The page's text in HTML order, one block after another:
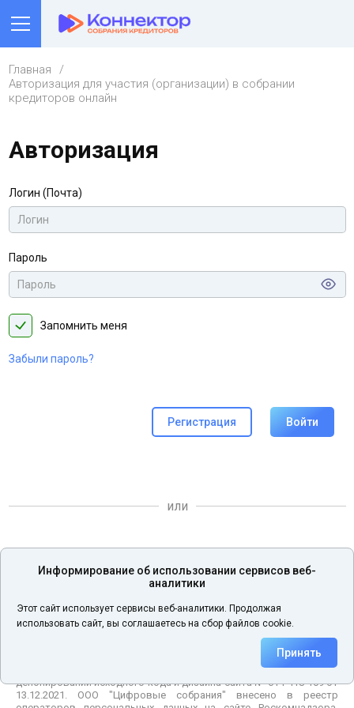
Главная
Авторизация для участия (организации) в собрании
кредиторов онлайн
Авторизация
Логин (Почта)
Пароль
Запомнить меня
Забыли пароль?
Регистрация Войти
или
Войти по сертификату ЭП
Свидетельство о государственной регистрации программы для
ЭВМ № 2021680862 от 15.12.2021. Свидетельство о
депонировании исходного кода и дизайна сайта № 614-418-109 от
13.12.2021. ООО "Цифровые собрания" внесено в реестр
Информирование об использовании сервисов веб-
аналитики
Этот сайт использует сервисы веб-аналитики. Продолжая
использовать сайт, вы соглашаетесь на сбор файлов cookie.
Принять